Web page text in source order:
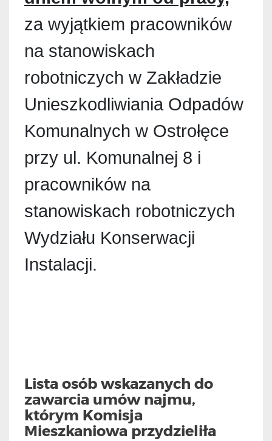
za wyjątkiem pracowników
na stanowiskach
robotniczych w Zakładzie
Unieszkodliwiania Odpadów
Komunalnych w Ostrołęce
przy ul. Komunalnej 8 i
pracowników na
stanowiskach robotniczych
Wydziału Konserwacji
Instalacji.
Lista osób wskazanych do
zawarcia umów najmu,
którym Komisja
Mieszkaniowa przydzieliła